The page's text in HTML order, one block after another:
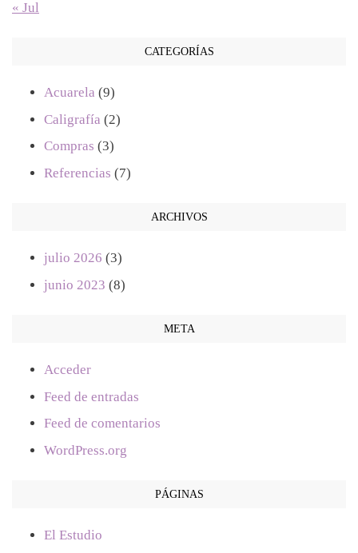
« Jul
CATEGORÍAS
Acuarela (9)
Caligrafía (2)
Compras (3)
Referencias (7)
ARCHIVOS
julio 2026 (3)
junio 2023 (8)
META
Acceder
Feed de entradas
Feed de comentarios
WordPress.org
PÁGINAS
El Estudio